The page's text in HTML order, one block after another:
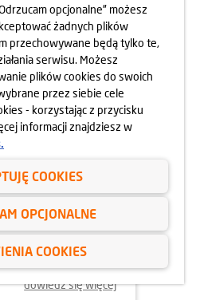
BEZ WKŁADU
dowiedz się więcej
opcjonalne” możesz
żadnych plików
przechowywane będą tylko te,
serwisu. Możesz
plików cookies do swoich
przez siebie cele
- korzystając z przycisku
informacji znajdziesz w
COOKIES
OPCJONALNE
COOKIES